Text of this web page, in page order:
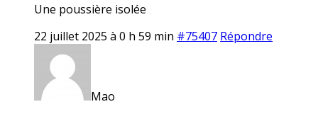
Une poussière isolée
22 juillet 2025 à 0 h 59 min #75407 Répondre
Mao